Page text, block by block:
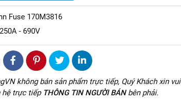
Fuse 170M3816
- 690V
không bán sản phẩm trực tiếp, Quý Khách xin vui
hệ trực tiếp THÔNG TIN NGƯỜI BÁNbên phải.